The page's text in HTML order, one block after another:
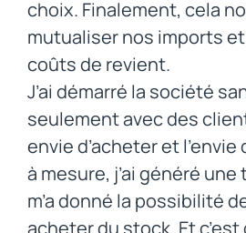
choix. Finalement, cela
mutualiser nos imports
coûts de revient.
J’ai démarré la société
seulement avec des
envie d’acheter et l’envie
à mesure, j’ai généré
m’a donné la possibilité
acheter du stock. Et c’est